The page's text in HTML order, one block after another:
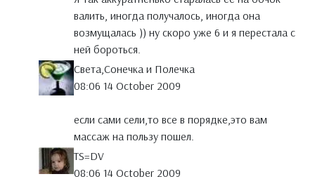
валить, иногда получалось, иногда она
возмущалась )) ну скоро уже 6 и я перестала с
ней бороться.
Света,Сонечка и Полечка
08:06 14 October 2009
если сами сели,то все в порядке,это вам
массаж на пользу пошел.
TS=DV
08:06 14 October 2009